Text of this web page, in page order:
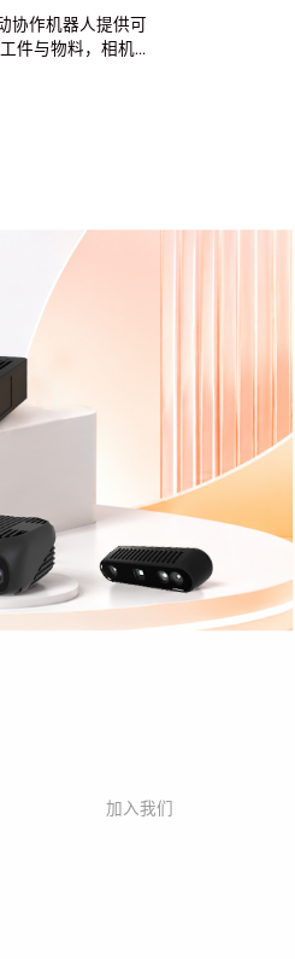
协作机器人提供可
件与物料，相机能
加入我们